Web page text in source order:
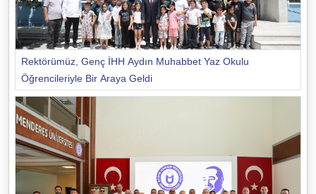
Rektörümüz, Genç İHH Aydın Muhabbet Yaz Okulu
Öğrencileriyle Bir Araya Geldi